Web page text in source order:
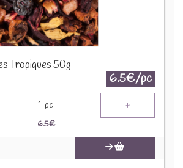
Tropiques 50g
6.5€/pc
1 pc +
6.5€